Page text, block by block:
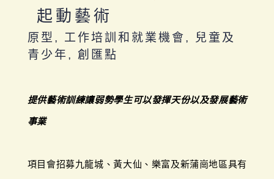
起動藝術
原型, 工作培訓和就業機會, 兒童及
青少年, 創匯點
提供藝術訓練讓弱勢學生可以發揮天份以及發展藝術
事業
項目會招募九龍城、黃大仙、樂富及新蒲崗地區具有